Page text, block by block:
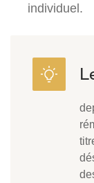
individuel.